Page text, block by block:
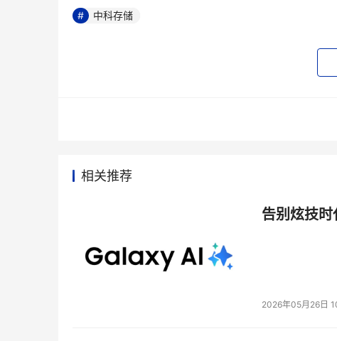
中科存储
相关推荐
告别炫技
2026年05月26日